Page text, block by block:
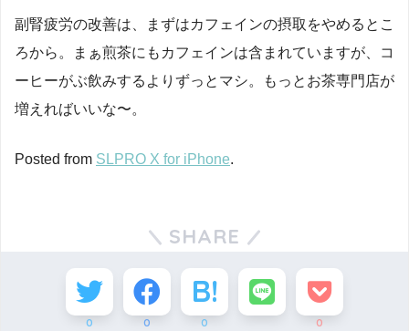
副腎疲労の改善は、まずはカフェインの摂取をやめるとこ
ろから。まぁ煎茶にもカフェインは含まれていますが、コ
ーヒーがぶ飲みするよりずっとマシ。もっとお茶専門店が
増えればいいな〜。
Posted from SLPRO X for iPhone.
SHARE
0 0 0 0